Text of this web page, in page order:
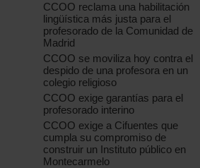
CCOO reclama una habilitación
lingüística más justa para el
profesorado de la Comunidad de
Madrid
CCOO se moviliza hoy contra el
despido de una profesora en un
colegio religioso
CCOO exige garantías para el
profesorado interino
CCOO exige a Cifuentes que
cumpla su compromiso de
construir un Instituto público en
Montecarmelo